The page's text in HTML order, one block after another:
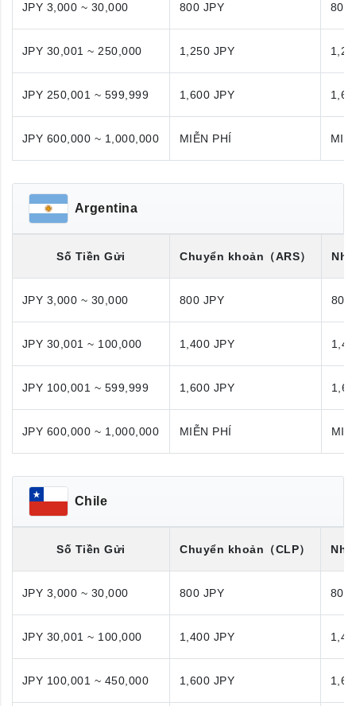
JPY 3,000 ~ 30,000 800 JPY 800
JPY 30,001 ~ 250,000 1,250 JPY
JPY 250,001 ~ 599,999 1,600 JPY
JPY 600,000 ~ 1,000,000 MIỄN PHÍ
Argentina
Số Tiền Gửi Chuyển khoản （ARS）
JPY 3,000 ~ 30,000 800 JPY 800
JPY 30,001 ~ 100,000 1,400 JPY
JPY 100,001 ~ 599,999 1,600 JPY
JPY 600,000 ~ 1,000,000 MIỄN PHÍ
Chile
Số Tiền Gửi Chuyển khoản （CLP）
JPY 3,000 ~ 30,000 800 JPY 800
JPY 30,001 ~ 100,000 1,400 JPY
JPY 100,001 ~ 450,000 1,600 JPY